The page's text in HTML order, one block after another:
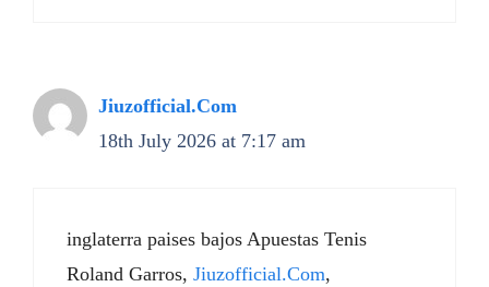
Jiuzofficial.Com
18th July 2026 at 7:17 am
inglaterra paises bajos Apuestas Tenis
Roland Garros, Jiuzofficial.Com,